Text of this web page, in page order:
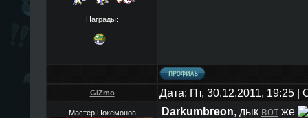
Награды:
GiZmo Дата: Пт, 30.12.2011, 19:25
Мастер Покемонов Darkumbreon, дык вотже